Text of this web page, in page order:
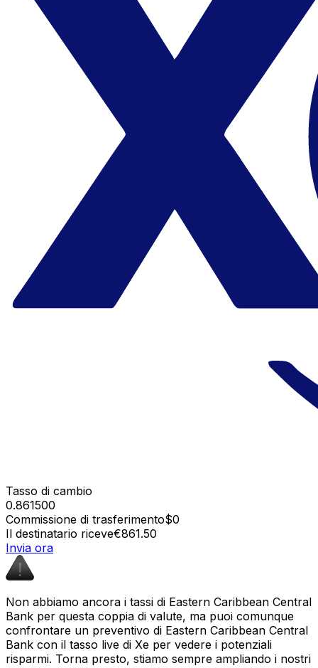
Tasso di cambio
0.861500
Commissione di trasferimento$0
Il destinatario riceve€861.50
Invia ora
Non abbiamo ancora i tassi di Eastern Caribbean Central
Bank per questa coppia di valute, ma puoi comunque
confrontare un preventivo di Eastern Caribbean Central
Bank con il tasso live di Xe per vedere i potenziali
risparmi. Torna presto, stiamo sempre ampliando i nostri